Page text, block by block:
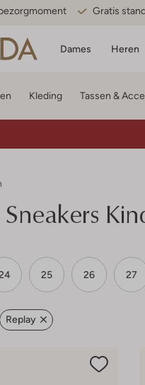
Gratis
Dames Heren
Kleding Tassen &
Sneakers
25 26 27
Replay